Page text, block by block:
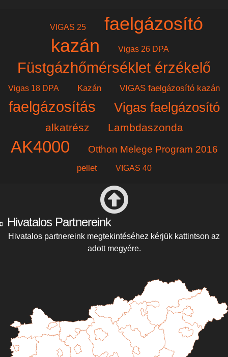
VIGAS 25
faelgázosító
kazán
Vigas 26 DPA
Füstgázhőmérséklet érzékelő
Vigas 18 DPA Kazán VIGAS faelgázosító kazán
faelgázosítás Vigas faelgázosító
alkatrész Lambdaszonda
AK4000 Otthon Melege Program 2016
pellet VIGAS 40
Hivatalos Partnereink
Hivatalos partnereink megtekintéséhez kérjük kattintson az
adott megyére.